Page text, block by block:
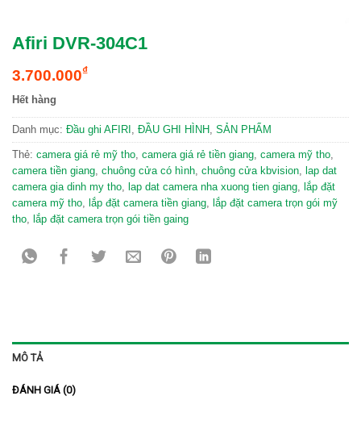
Afiri DVR-304C1
3.700.000₫
Hết hàng
Danh mục: Đầu ghi AFIRI ĐẦU GHI HÌNH SẢN PHẨM
Thẻ: camera giá rẻ mỹ tho camera giá rẻ tiền giang camera mỹ tho
camera tiền giang chuông cửa có hình chuông cửa kbvision lap dat
camera gia dinh my tho lap dat camera nha xuong tien giang lắp đặt
camera mỹ tho lắp đặt camera tiền giang lắp đặt camera trọn gói mỹ
tho lắp đặt camera trọn gói tiền gaing
MÔ TẢ
ĐÁNH GIÁ (0)